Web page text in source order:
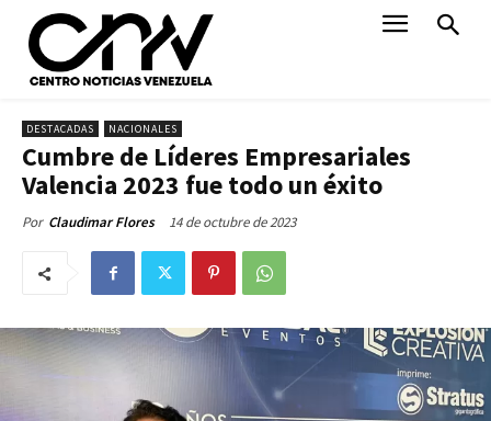
DESTACADAS NACIONALES
Cumbre de Líderes Empresariales
Valencia 2023 fue todo un éxito
Por Claudimar Flores 14 de octubre de 2023